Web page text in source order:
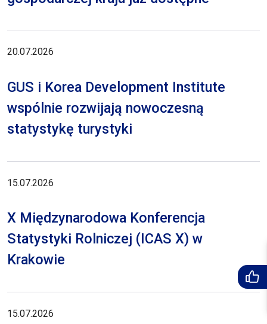
20.07.2026
GUS i Korea Development Institute
wspólnie rozwijają nowoczesną
statystykę turystyki
15.07.2026
X Międzynarodowa Konferencja
Statystyki Rolniczej (ICAS X) w
Krakowie
15.07.2026